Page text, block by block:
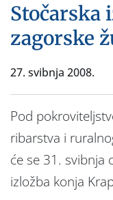
Stočarska
zagorske
27. svibnja 2008.
Pod
ribarstva i
će se 31. svibnja
izložba konja